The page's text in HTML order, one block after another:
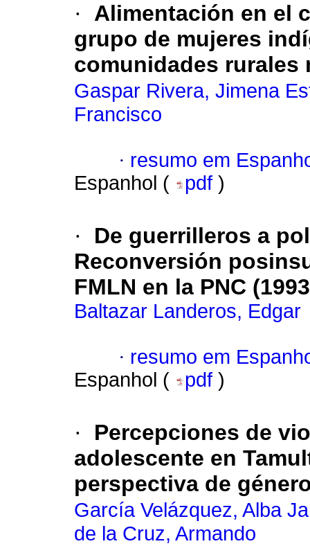
·
Alimentación en el
grupo de mujeres
comunidades rurales
Gaspar Rivera, Jimena
Francisco
· resumo em
Espanhol (
pdf )
·
De guerrilleros a
Reconversión
FMLN en la PNC
Baltazar Landeros, Edgar
· resumo em
Espanhol (
pdf )
·
Percepciones de
adolescente en
perspectiva de
García Velázquez, Alba
de la Cruz, Armando